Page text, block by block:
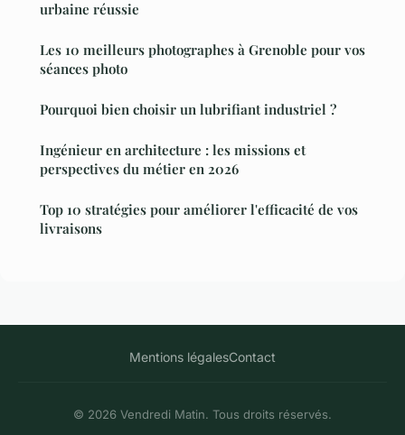
urbaine réussie
Les 10 meilleurs photographes à Grenoble pour vos
séances photo
Pourquoi bien choisir un lubrifiant industriel ?
Ingénieur en architecture : les missions et
perspectives du métier en 2026
Top 10 stratégies pour améliorer l'efficacité de vos
livraisons
Mentions légalesContact
© 2026 Vendredi Matin. Tous droits réservés.